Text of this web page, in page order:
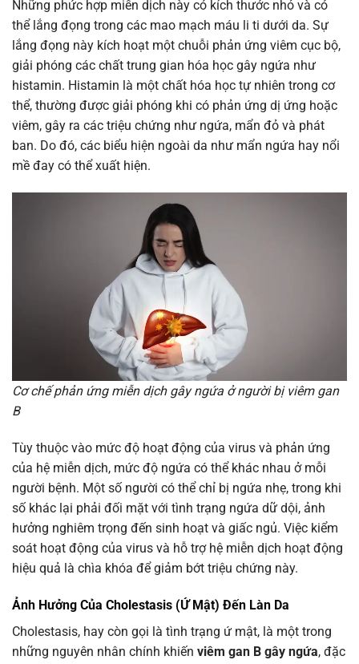
Những phức hợp miễn dịch này có kích thước nhỏ và có
thể lắng đọng trong các mao mạch máu li ti dưới da. Sự
lắng đọng này kích hoạt một chuỗi phản ứng viêm cục bộ,
giải phóng các chất trung gian hóa học gây ngứa như
histamin. Histamin là một chất hóa học tự nhiên trong cơ
thể, thường được giải phóng khi có phản ứng dị ứng hoặc
viêm, gây ra các triệu chứng như ngứa, mẩn đỏ và phát
ban. Do đó, các biểu hiện ngoài da như mẩn ngứa hay nổi
mề đay có thể xuất hiện.
Cơ chế phản ứng miễn dịch gây ngứa ở người bị viêm gan
B
Tùy thuộc vào mức độ hoạt động của virus và phản ứng
của hệ miễn dịch, mức độ ngứa có thể khác nhau ở mỗi
người bệnh. Một số người có thể chỉ bị ngứa nhẹ, trong khi
số khác lại phải đối mặt với tình trạng ngứa dữ dội, ảnh
hưởng nghiêm trọng đến sinh hoạt và giấc ngủ. Việc kiểm
soát hoạt động của virus và hỗ trợ hệ miễn dịch hoạt động
hiệu quả là chìa khóa để giảm bớt triệu chứng này.
Ảnh Hưởng Của Cholestasis (Ứ Mật) Đến Làn Da
Cholestasis, hay còn gọi là tình trạng ứ mật, là một trong
những nguyên nhân chính khiến viêm gan B gây ngứa, đặc